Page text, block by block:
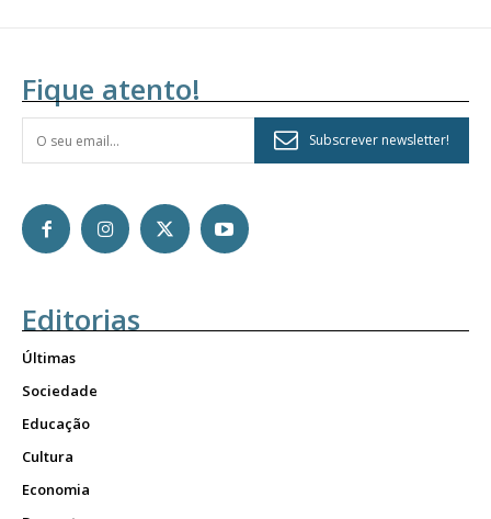
Fique atento!
Subscrever newsletter!
Editorias
Últimas
Sociedade
Educação
Cultura
Economia